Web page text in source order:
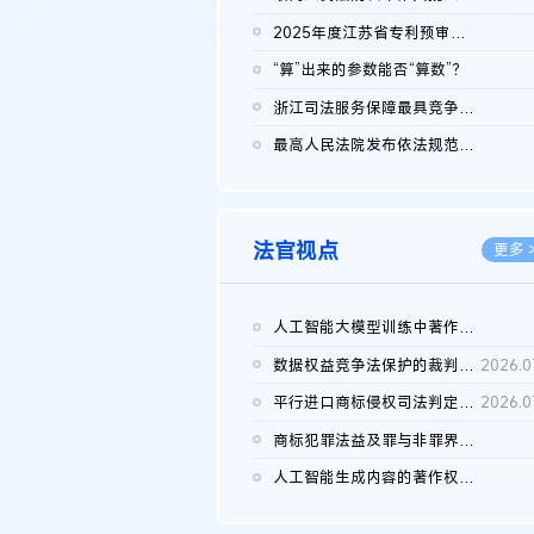
2025年度江苏省专利预审典型案例
“算”出来的参数能否“算数”？
浙江司法服务保障最具竞争力营商环境建设典型案例（第二批）含侵...
最高人民法院发布依法规范平台经营、保护消费者合法权益典型案例...
法官视点 更多
人工智能大模型训练中著作权的合理使用
数据权益竞争法保护的裁判路径构建
平行进口商标侵权司法判定规则的困境与纾解
商标犯罪法益及罪与非罪界限研究
人工智能生成内容的著作权司法认定：演进逻辑、现实困境与规则建...